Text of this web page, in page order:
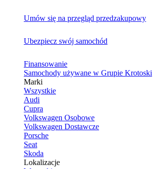
Umów się na przegląd przedzakupowy
Ubezpiecz swój samochód
Finansowanie
Samochody używane w Grupie Krotoski
Marki
Wszystkie
Audi
Cupra
Volkswagen Osobowe
Volkswagen Dostawcze
Porsche
Seat
Skoda
Lokalizacje